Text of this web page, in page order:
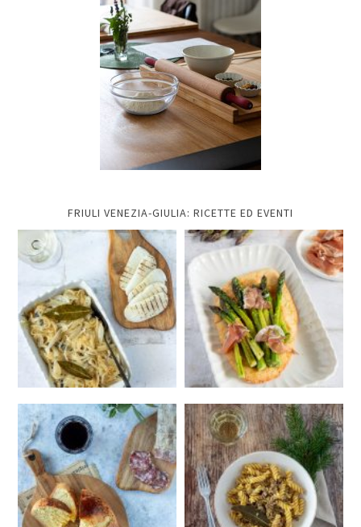
FRIULI VENEZIA-GIULIA: RICETTE ED EVENTI